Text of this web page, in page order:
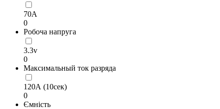
70А
0
Робоча напруга
3.3v
0
Максимальный ток разряда
120А (10сек)
0
Ємність